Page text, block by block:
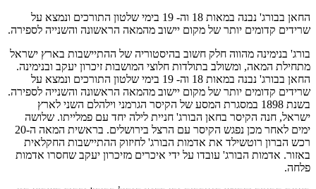
החאן בבורג' נבנה במאות 18 וה- 19 בימי שלטון התורכים ונמצא על
שרידים קדומים יותר של מקום יישוב מהמאה הראשונה והשנייה לספירה.
בורג' בנימינה מהווה חלק חשוב בהיסטוריה של ההתיישבות בארץ ישראל
מתחילת המאה, ומשולב בתולדות חלוצי המושבות זיכרון יעקב ובנימינה.
החאן בבורג' נבנה במאות 18 וה- 19 בימי שלטון התורכים ונמצא על
שרידים קדומים יותר של מקום יישוב מהמאה הראשונה והשנייה לספירה.
בשנת 1898 במסגרת המסע של הקיסר הגרמני וילהלם השני לארץ
ישראל, חנה הקיסר בחאן הבורג' חניית לילה יחד עם פמלייתו. שלושה
ימים לאחר מכן נפגש הקיסר עם הרצל בירושלים. בראשית המאה ה-20
רכש הברון רוטשילד את אדמות הבורג' לחיזוק ההתיישבות החקלאית
באזור. אדמות הבורג' עובדו על ידי איכרים מזיכרון יעקב שחסרו אדמות
פלחה.